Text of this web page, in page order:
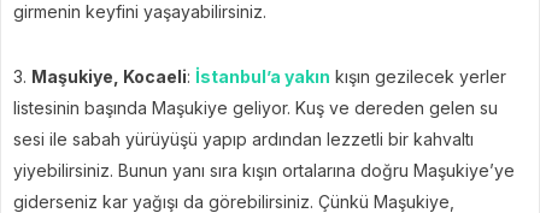
girmenin keyfini yaşayabilirsiniz.
3. Maşukiye, Kocaeli: İstanbul’a yakın kışın gezilecek yerler
listesinin başında Maşukiye geliyor. Kuş ve dereden gelen su
sesi ile sabah yürüyüşü yapıp ardından lezzetli bir kahvaltı
yiyebilirsiniz. Bunun yanı sıra kışın ortalarına doğru Maşukiye’ye
giderseniz kar yağışı da görebilirsiniz. Çünkü Maşukiye,